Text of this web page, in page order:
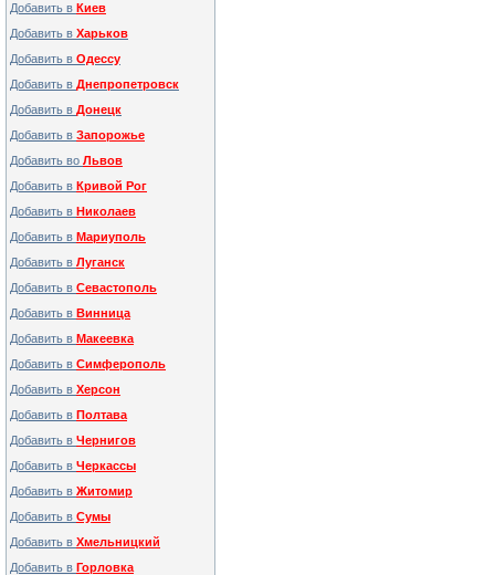
Добавить в Киев
Добавить в Харьков
Добавить в Одессу
Добавить в Днепропетровск
Добавить в Донецк
Добавить в Запорожье
Добавить во Львов
Добавить в Кривой Рог
Добавить в Николаев
Добавить в Мариуполь
Добавить в Луганск
Добавить в Севастополь
Добавить в Винница
Добавить в Макеевка
Добавить в Симферополь
Добавить в Херсон
Добавить в Полтава
Добавить в Чернигов
Добавить в Черкассы
Добавить в Житомир
Добавить в Сумы
Добавить в Хмельницкий
Добавить в Горловка